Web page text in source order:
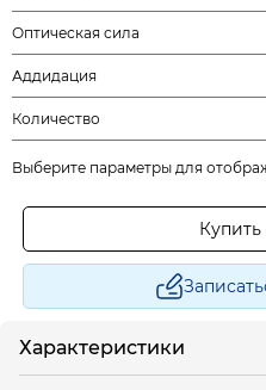
Оптическая сила
Аддидация
Количество
Выберите параметры для
Купить
Характеристики